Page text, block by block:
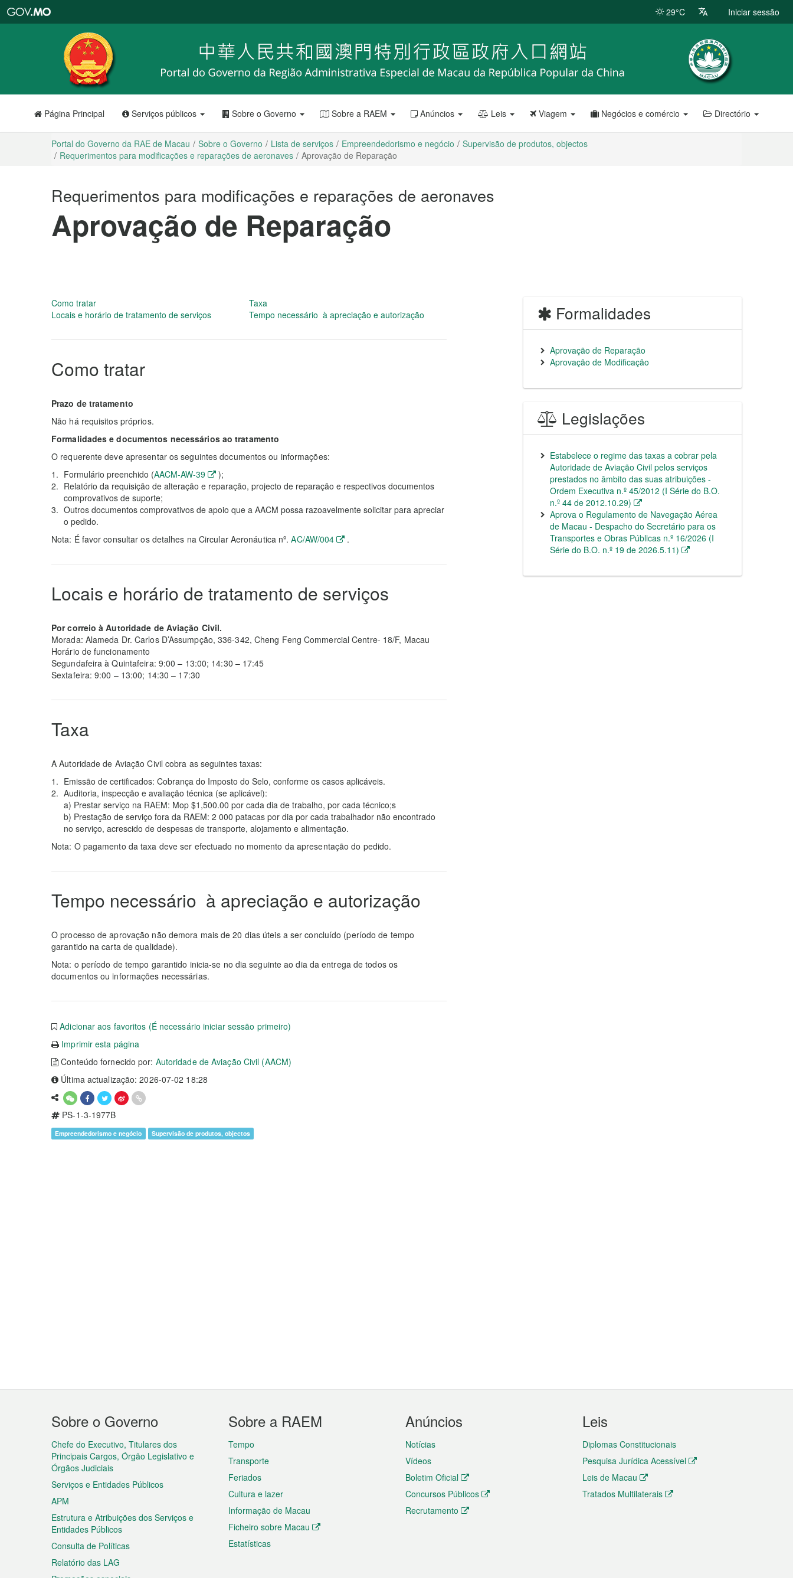
RAE
de
Macau
29°C Iniciar sessão
Página Principal Serviços públicos Sobre o Governo Sobre a RAEM Anúncios Leis Viagem Negócios e comércio Directório
Portal do Governo da RAE de Macau Sobre o Governo Lista de serviços Empreendedorismo e negócio
Supervisão de produtos, objectos
Requerimentos para modificações e reparações de aeronaves
Aprovação de Reparação
Requerimentos para modificações e reparações de aeronaves
Aprovação de Reparação
Como tratar
Locais e horário de tratamento de serviços
Taxa
Tempo necessário à apreciação e autorização
Como tratar
Prazo de tratamento
Não há requisitos próprios.
Formalidades e documentos necessários ao tratamento
O requerente deve apresentar os seguintes documentos ou informações:
Formulário preenchido (AACM-AW-39
);
Relatório da requisição de alteração e reparação, projecto de reparação e respectivos documentos
comprovativos de suporte;
Outros documentos comprovativos de apoio que a AACM possa razoavelmente solicitar para apreciar
o pedido.
Nota: É favor consultar os detalhes na Circular Aeronáutica nº.AC/AW/004 .
Locais e horário de tratamento de serviços
Por correio à Autoridade de Aviação Civil.
Morada: Alameda Dr. Carlos D’Assumpção, 336-342, Cheng Feng Commercial Centre- 18/F, Macau
Horário de funcionamento
Segundafeira à Quintafeira: 9:00 – 13:00; 14:30 – 17:45
Sextafeira: 9:00 – 13:00; 14:30 – 17:30
Taxa
A Autoridade de Aviação Civil cobra as seguintes taxas:
Emissão de certificados: Cobrança do Imposto do Selo, conforme os casos aplicáveis.
Auditoria, inspecção e avaliação técnica (se aplicável):
a) Prestar serviço na RAEM: Mop $1,500.00 por cada dia de trabalho, por cada técnico;s
b) Prestação de serviço fora da RAEM: 2 000 patacas por dia por cada trabalhador não encontrado
no serviço, acrescido de despesas de transporte, alojamento e alimentação.
Nota: O pagamento da taxa deve ser efectuado no momento da apresentação do pedido.
Tempo necessário à apreciação e autorização
O processo de aprovação não demora mais de 20 dias úteis a ser concluído (período de tempo
garantido na carta de qualidade).
Nota: o período de tempo garantido inicia-se no dia seguinte ao dia da entrega de todos os
documentos ou informações necessárias.
Adicionar aos favoritos (É necessário iniciar sessão primeiro)
Imprimir esta página
Conteúdo fornecido por: Autoridade de Aviação Civil (AACM)
Última actualização: 2026-07-02 18:28
PS-1-3-1977B
Empreendedorismo e negócio Supervisão de produtos, objectos
Formalidades
Aprovação de Reparação
Aprovação de Modificação
Legislações
Estabelece o regime das taxas a cobrar pela
Autoridade de Aviação Civil pelos serviços
prestados no âmbito das suas atribuições -
Ordem Executiva n.º 45/2012 (I Série do B.O.
n.º 44 de 2012.10.29)
Aprova o Regulamento de Navegação Aérea
de Macau - Despacho do Secretário para os
Transportes e Obras Públicas n.º 16/2026 (I
Série do B.O. n.º 19 de 2026.5.11)
Menu
do
rodapé
Sobre o Governo
Chefe do Executivo, Titulares dos
Principais Cargos, Órgão Legislativo e
Órgãos Judiciais
Serviços e Entidades Públicos
APM
Estrutura e Atribuições dos Serviços e
Entidades Públicos
Consulta de Políticas
Relatório das LAG
Promoções especiais
Sobre a RAEM
Tempo
Transporte
Feriados
Cultura e lazer
Informação de Macau
Ficheiro sobre Macau
Estatísticas
Anúncios
Notícias
Vídeos
Boletim Oficial
Concursos Públicos
Recrutamento
Leis
Diplomas Constitucionais
Pesquisa Jurídica Acessível
Leis de Macau
Tratados Multilaterais